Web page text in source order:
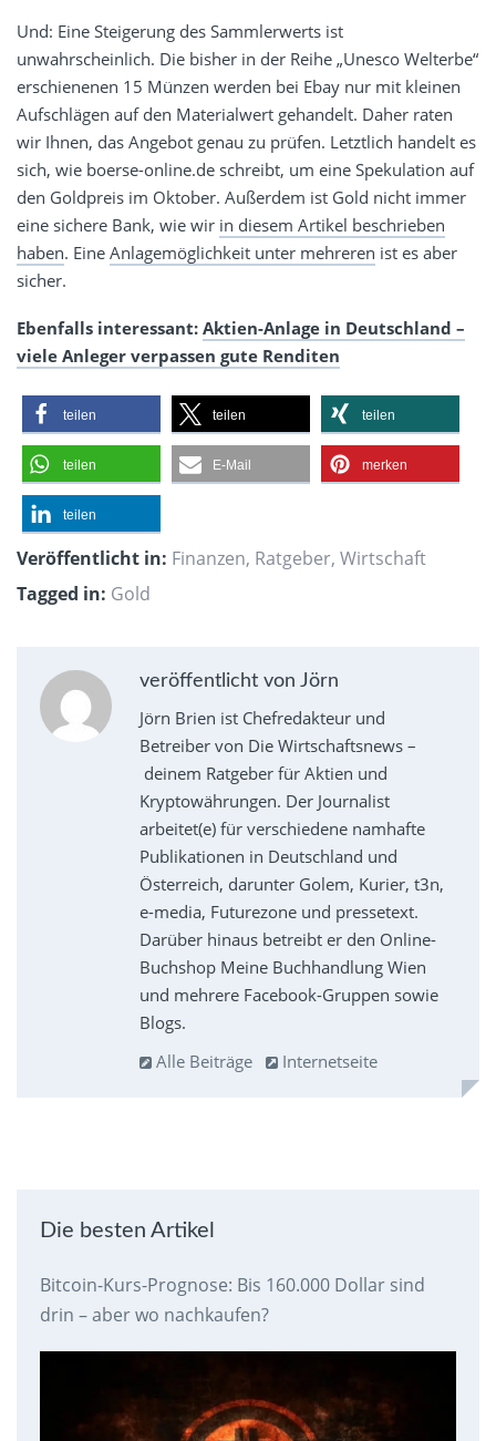
Und: Eine Steigerung des Sammlerwerts ist
unwahrscheinlich. Die bisher in der Reihe „Unesco Welterbe“
erschienenen 15 Münzen werden bei Ebay nur mit kleinen
Aufschlägen auf den Materialwert gehandelt. Daher raten
wir Ihnen, das Angebot genau zu prüfen. Letztlich handelt es
sich, wie boerse-online.de schreibt, um eine Spekulation auf
den Goldpreis im Oktober. Außerdem ist Gold nicht immer
eine sichere Bank, wie wir in diesem Artikel beschrieben
haben. Eine Anlagemöglichkeit unter mehreren ist es aber
sicher.
Ebenfalls interessant: Aktien-Anlage in Deutschland –
viele Anleger verpassen gute Renditen
teilen teilen teilen
teilen E-Mail merken
teilen
Veröffentlicht in: Finanzen, Ratgeber, Wirtschaft
Tagged in: Gold
veröffentlicht von Jörn
Jörn Brien ist Chefredakteur und
Betreiber von Die Wirtschaftsnews –
deinem Ratgeber für Aktien und
Kryptowährungen. Der Journalist
arbeitet(e) für verschiedene namhafte
Publikationen in Deutschland und
Österreich, darunter Golem, Kurier, t3n,
e-media, Futurezone und pressetext.
Darüber hinaus betreibt er den Online-
Buchshop Meine Buchhandlung Wien
und mehrere Facebook-Gruppen sowie
Blogs.
Alle Beiträge
Internetseite
Die besten Artikel
Bitcoin-Kurs-Prognose: Bis 160.000 Dollar sind
drin – aber wo nachkaufen?